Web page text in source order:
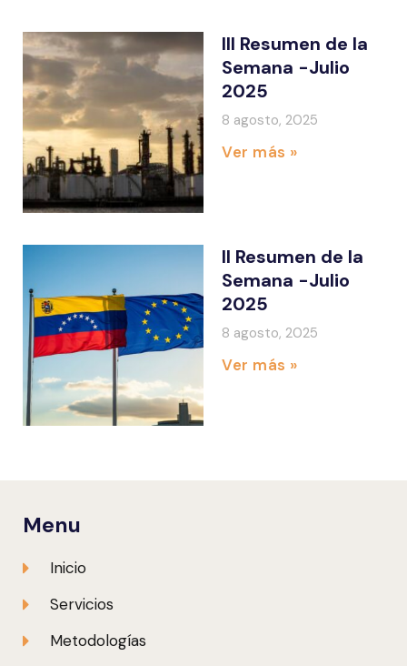
III Resumen de la
Semana -Julio
2025
8 agosto, 2025
Ver más »
II Resumen de la
Semana -Julio
2025
8 agosto, 2025
Ver más »
Menu
Inicio
Servicios
Metodologías